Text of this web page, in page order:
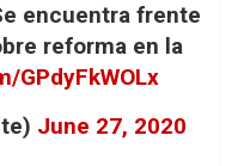
encuentra frente
reforma en la
GPdyFkWOLx
June 27, 2020